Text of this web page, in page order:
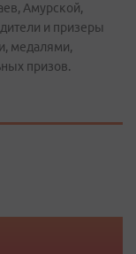
Амурской,
и призеры
медалями,
призов.